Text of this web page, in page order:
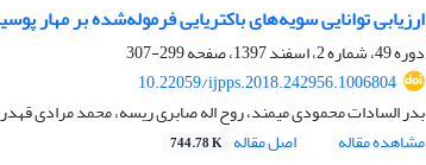
ارزیابی توانایی سویه‌های باکتریایی فرموله‌شده بر مهار
دوره 49، شماره 2، اسفند 1397، صفحه
299-307
10.22059/ijpps.2018.242956.1006804
بدر السادات محمودی میمند، روح اله صابری ریسه، محمد مرادی
مشاهده مقاله
اصل مقاله 744.78 K